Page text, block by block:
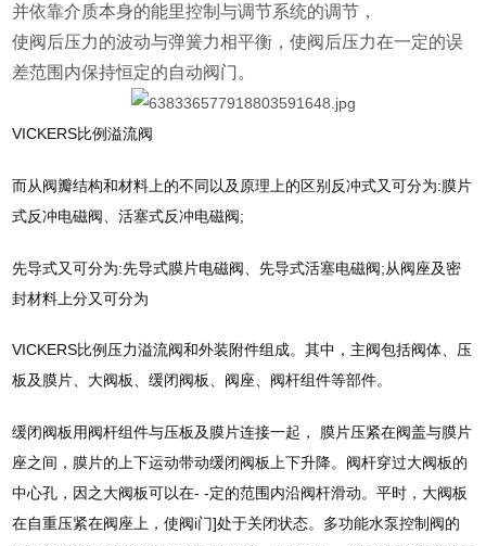
并依靠介质本身的能里控制与调节系统的调节，
使阀后压力的波动与弹簧力相平衡，使阀后压力在一定的误
差范围内保持恒定的自动阀门。
VICKERS比例溢流阀
而从阀瓣结构和材料上的不同以及原理上的区别反冲式又可分为:膜片
式反冲电磁阀、活塞式反冲电磁阀;
先导式又可分为:先导式膜片电磁阀、先导式活塞电磁阀;从阀座及密
封材料上分又可分为
VICKERS比例压力溢流阀和外装附件组成。其中，主阀包括阀体、压
板及膜片、大阀板、缓闭阀板、阀座、阀杆组件等部件。
缓闭阀板用阀杆组件与压板及膜片连接一起， 膜片压紧在阀盖与膜片
座之间，膜片的上下运动带动缓闭阀板上下升降。阀杆穿过大阀板的
中心孔，因之大阀板可以在- -定的范围内沿阀杆滑动。平时，大阀板
在自重压紧在阀座上，使阀i门]处于关闭状态。多功能水泵控制阀的